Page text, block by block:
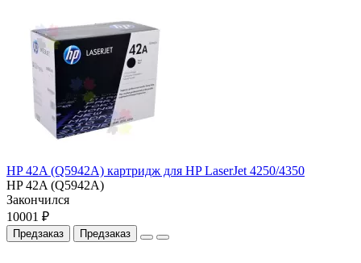
HP 42A (Q5942A) картридж для HP LaserJet 4250/4350
HP 42A (Q5942A)
Закончился
10001 ₽
Предзаказ Предзаказ